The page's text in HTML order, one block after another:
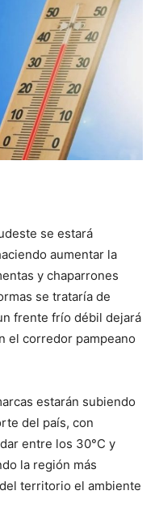
se estará
aumentar la
y chaparrones
se trataría de
frente frío débil dejará
el corredor pampeano
estarán subiendo
del país, con
entre los 30°C y
la región más
territorio el ambiente